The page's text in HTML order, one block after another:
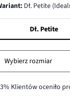
wariant: Dł. Petite
Dł. Petite
Wybierz rozmiar
Klientów oceniło